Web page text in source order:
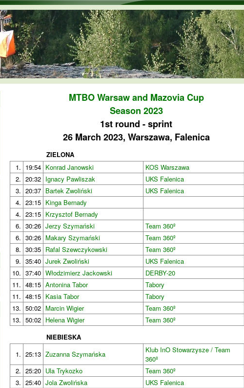
Skip to main content
MTBO Warsaw and Mazovia Cup
Season 2023
1st round - sprint
26 March 2023, Warszawa, Falenica
ZIELONA
1. 19:54 Konrad Janowski KOS Warszawa
2. 20:32 Ignacy Pawliszak UKS Falenica
3. 20:37 Bartek Zwoliński UKS Falenica
4. 23:15 Kinga Bernady
4. 23:15 Krzysztof Bernady
6. 30:26 Jerzy Szymański Team 360º
6. 30:26 Makary Szymański Team 360º
8. 30:35 Rafal Szewczykowski Team 360º
9. 35:40 Jurek Zwoliński UKS Falenica
10. 37:40 Włodzimierz Jackowski DERBY-20
11. 48:15 Antonina Tabor Tabory
11. 48:15 Kasia Tabor Tabory
13. 50:02 Marcin Wigier Team 360º
13. 50:02 Helena Wigier Team 360º
NIEBIESKA
1. 25:13 Zuzanna Szymańska
Klub InO Stowarzysze / Team
360º
2. 25:20 Ula Trykozko Team 360º
3. 25:40 Jola Zwolińska UKS Falenica